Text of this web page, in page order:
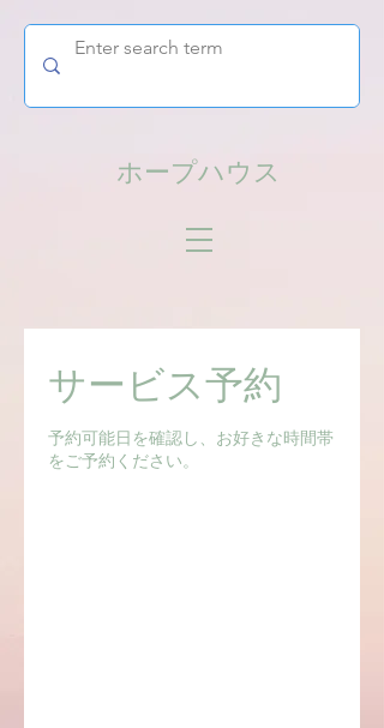
ホープハウス
サービス予約
予約可能日を確認し、お好きな時間帯
をご予約ください。